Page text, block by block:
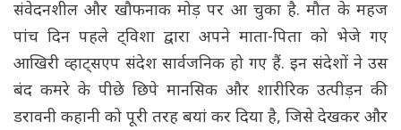
संवेदनशील और खौफनाक मोड़ पर आ चुका है. मौत के महज
पांच दिन पहले ट्विशा द्वारा अपने माता-पिता को भेजे गए
आखिरी व्हाट्सएप संदेश सार्वजनिक हो गए हैं. इन संदेशों ने उस
बंद कमरे के पीछे छिपे मानसिक और शारीरिक उत्पीड़न की
डरावनी कहानी को पूरी तरह बयां कर दिया है, जिसे देखकर और